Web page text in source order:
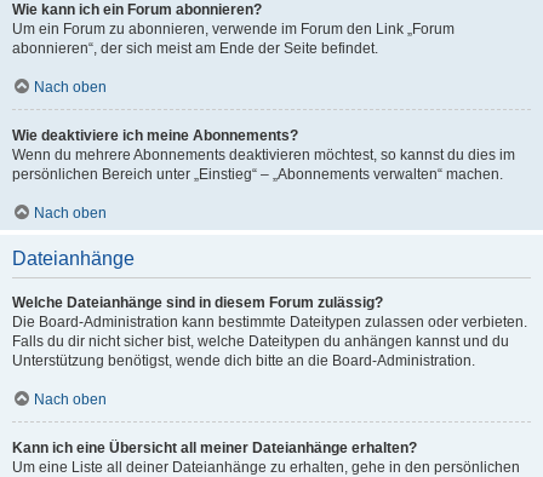
Wie kann ich ein Forum abonnieren?
Um ein Forum zu abonnieren, verwende im Forum den Link „Forum
abonnieren“, der sich meist am Ende der Seite befindet.
Nach oben
Wie deaktiviere ich meine Abonnements?
Wenn du mehrere Abonnements deaktivieren möchtest, so kannst du dies im
persönlichen Bereich unter „Einstieg“ – „Abonnements verwalten“ machen.
Nach oben
Dateianhänge
Welche Dateianhänge sind in diesem Forum zulässig?
Die Board-Administration kann bestimmte Dateitypen zulassen oder verbieten.
Falls du dir nicht sicher bist, welche Dateitypen du anhängen kannst und du
Unterstützung benötigst, wende dich bitte an die Board-Administration.
Nach oben
Kann ich eine Übersicht all meiner Dateianhänge erhalten?
Um eine Liste all deiner Dateianhänge zu erhalten, gehe in den persönlichen